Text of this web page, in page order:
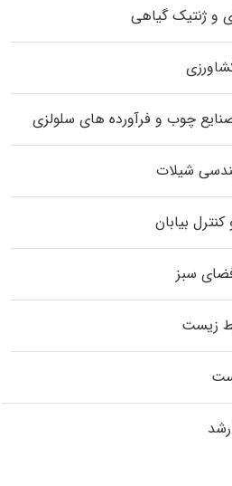
و ژنتیک گیاهی
چوب و فرآورده‌ های سلولزی
شیلات
بیابان
سبز
زیست